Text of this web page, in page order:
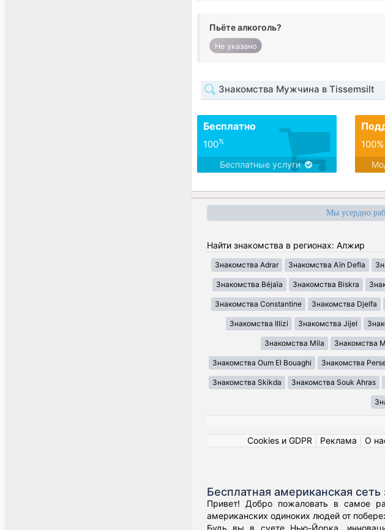
Пьёте алкоголь?
Не указано
Знакомства Мужчина в Tissemsilt
Бесплатно
100%
Бесплатные услуги
Мы усердно
Найти знакомства в регионах: Алжир
Знакомства Adrar Знакомства Aïn Defla
Знакомства Béjaïa Знакомства Biskra
Знакомства Constantine Знакомства Djelfa
Знакомства Illizi Знакомства Jijel
Знакомства Mila Знакомства
Знакомства Oum El Bouaghi Знакомства
Знакомства Skikda Знакомства Souk Ahras
Cookies и GDPR
Реклама О
Бесплатная американская
Привет! Добро пожаловать в самое
американских одиноких людей от
Будь вы в суете Нью-Йорка,